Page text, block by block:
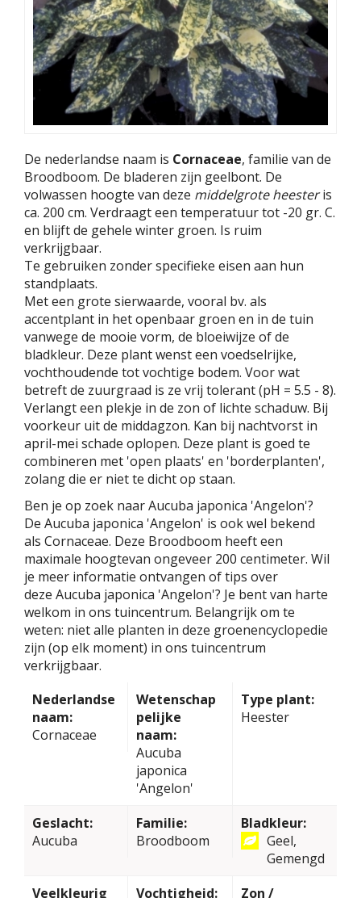
De nederlandse naam is Cornaceae, familie van de
Broodboom. De bladeren zijn geelbont. De
volwassen hoogte van deze middelgrote heesteris
ca. 200 cm. Verdraagt een temperatuur tot -20 gr. C.
en blijft de gehele winter groen. Is ruim
verkrijgbaar.
Te gebruiken zonder specifieke eisen aan hun
standplaats.
Met een grote sierwaarde, vooral bv. als
accentplant in het openbaar groen en in de tuin
vanwege de mooie vorm, de bloeiwijze of de
bladkleur. Deze plant wenst een voedselrijke,
vochthoudende tot vochtige bodem. Voor wat
betreft de zuurgraad is ze vrij tolerant (pH = 5.5 - 8).
Verlangt een plekje in de zon of lichte schaduw. Bij
voorkeur uit de middagzon. Kan bij nachtvorst in
april-mei schade oplopen. Deze plant is goed te
combineren met 'open plaats' en 'borderplanten',
zolang die er niet te dicht op staan.
Ben je op zoek naar Aucuba japonica 'Angelon'?
De Aucuba japonica 'Angelon' is ook wel bekend
als Cornaceae. Deze Broodboom heeft een
maximale hoogtevan ongeveer 200 centimeter. Wil
je meer informatie ontvangen of tips over
deze Aucuba japonica 'Angelon'? Je bent van harte
welkom in ons tuincentrum. Belangrijk om te
weten: niet alle planten in deze groenencyclopedie
zijn (op elk moment) in ons tuincentrum
verkrijgbaar.
Nederlandse
naam:
Cornaceae
Wetenschap
pelijke
naam:
Aucuba
japonica
'Angelon'
Type plant:
Heester
Geslacht:
Aucuba
Familie:
Broodboom
Bladkleur:
Geel,
Gemengd
Veelkleurig
Vochtigheid: Zon /